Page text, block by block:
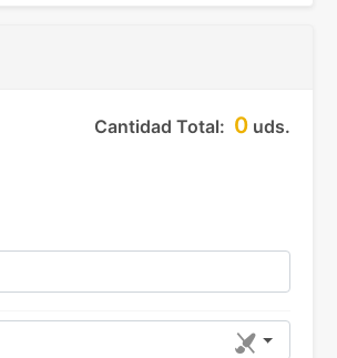
Cantidad Total: 0 uds.